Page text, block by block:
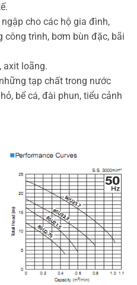
cho các hộ gia đình,
trình, bơm bùn đặc, bãi
axit loãng.
tạp chất trong nước
bể cá, đài phun, tiểu cảnh